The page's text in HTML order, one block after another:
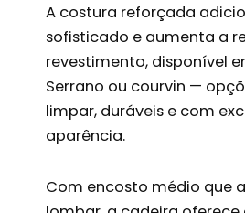
A costura reforçada
sofisticado e aumenta a
revestimento, disponível
Serrano ou courvin —
limpar, duráveis e com
aparência.
Com encosto médio que